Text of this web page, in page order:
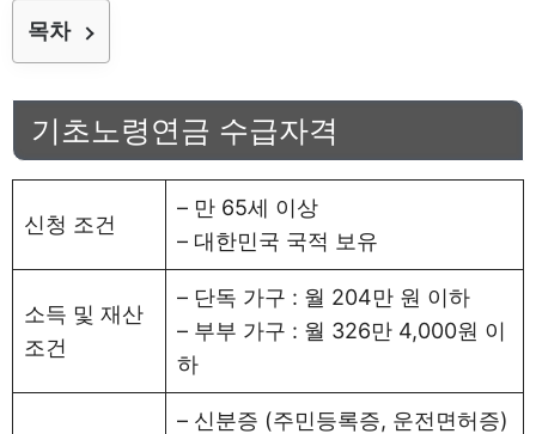
목차
기초노령연금 수급자격
신청 조건
– 만 65세 이상
– 대한민국 국적 보유
소득 및 재산
조건
– 단독 가구 : 월 204만 원 이하
– 부부 가구 : 월 326만 4,000원 이
하
– 신분증 (주민등록증, 운전면허증)